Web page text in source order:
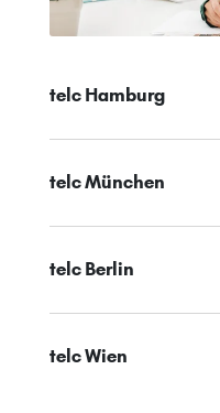
telc Hamburg
telc München
telc Berlin
telc Wien